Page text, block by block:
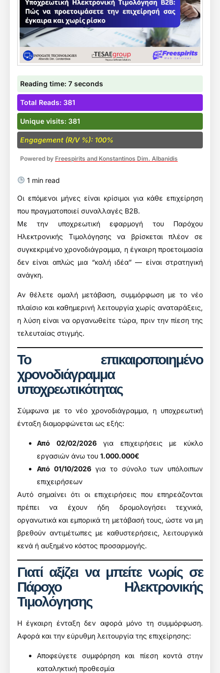
Reading time: 7 seconds
Total Reads: 381
Unique visits: 381
Engagement (R/V %): 100%
Powered by Freespirits and Konstantinos Dim. Albanidis
1 min read
Οι επόμενοι μήνες είναι κρίσιμοι για κάθε επιχείρηση
που πραγματοποιεί συναλλαγές B2B.
Με την υποχρεωτική εφαρμογή του Παρόχου
Ηλεκτρονικής Τιμολόγησης να βρίσκεται πλέον σε
συγκεκριμένο χρονοδιάγραμμα, η έγκαιρη προετοιμασία
δεν είναι απλώς μια “καλή ιδέα” — είναι στρατηγική
ανάγκη.
Αν θέλετε ομαλή μετάβαση, συμμόρφωση με το νέο
πλαίσιο και καθημερινή λειτουργία χωρίς αναταράξεις,
η λύση είναι να οργανωθείτε τώρα, πριν την πίεση της
τελευταίας στιγμής.
Το επικαιροποιημένο
χρονοδιάγραμμα
υποχρεωτικότητας
Σύμφωνα με το νέο χρονοδιάγραμμα, η υποχρεωτική
ένταξη διαμορφώνεται ως εξής:
Από 02/02/2026για επιχειρήσεις με κύκλο
εργασιών άνω του 1.000.000€
Από 01/10/2026για το σύνολο των υπόλοιπων
επιχειρήσεων
Αυτό σημαίνει ότι οι επιχειρήσεις που επηρεάζονται
πρέπει να έχουν ήδη δρομολογήσει τεχνικά,
οργανωτικά και εμπορικά τη μετάβασή τους, ώστε να μη
βρεθούν αντιμέτωπες με καθυστερήσεις, λειτουργικά
κενά ή αυξημένο κόστος προσαρμογής.
Γιατί αξίζει να μπείτε νωρίς σε
Πάροχο Ηλεκτρονικής
Τιμολόγησης
Η έγκαιρη ένταξη δεν αφορά μόνο τη συμμόρφωση.
Αφορά και την εύρυθμη λειτουργία της επιχείρησης:
Αποφεύγετε συμφόρηση και πίεση κοντά στην
καταληκτική προθεσμία